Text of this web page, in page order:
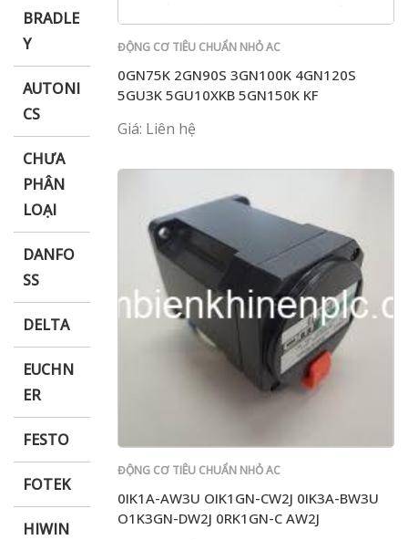
BRADLE
Y
AUTONI
CS
CHƯA
PHÂN
LOẠI
DANFO
SS
DELTA
EUCHN
ER
FESTO
FOTEK
HIWIN
ĐỘNG CƠ TIÊU CHUẨN NHỎ AC
0GN75K 2GN90S 3GN100K 4GN120S
5GU3K 5GU10XKB 5GN150K KF
Giá: Liên hệ
ĐỘNG CƠ TIÊU CHUẨN NHỎ AC
0IK1A-AW3U OIK1GN-CW2J 0IK3A-BW3U
O1K3GN-DW2J 0RK1GN-C AW2J